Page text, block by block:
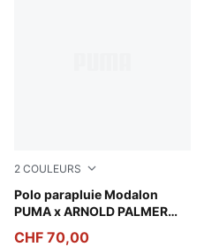
2 COULEURS
Polo parapluie Modalon
PUMA x ARNOLD PALMER
Forest Green
CHF 70,00